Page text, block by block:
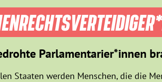
Parlamentarier*innen
Staaten werden Menschen, die die